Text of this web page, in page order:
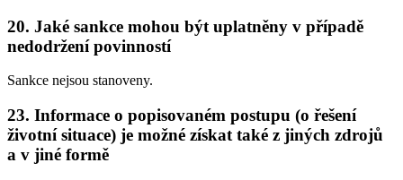
20. Jaké sankce mohou být uplatněny v případě
nedodržení povinností
Sankce nejsou stanoveny.
23. Informace o popisovaném postupu (o řešení
životní situace) je možné získat také z jiných zdrojů
a v jiné formě